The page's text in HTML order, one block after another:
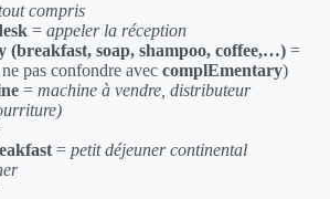
compris
= appeler la réception
(breakfast, soap, shampoo, coffee,…) =
pas confondre avec complEmentary)
= machine à vendre, distributeur
= petit déjeuner continental